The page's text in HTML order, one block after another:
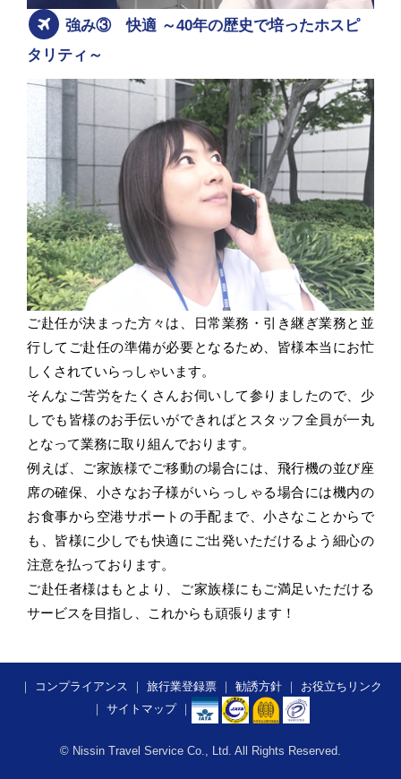
強み③ 快適 ～40年の歴史で培ったホスピ
タリティ～
ご赴任が決まった方々は、日常業務・引き継ぎ業務と並
行してご赴任の準備が必要となるため、皆様本当にお忙
しくされていらっしゃいます。
そんなご苦労をたくさんお伺いして参りましたので、少
しでも皆様のお手伝いができればとスタッフ全員が一丸
となって業務に取り組んでおります。
例えば、ご家族様でご移動の場合には、飛行機の並び座
席の確保、小さなお子様がいらっしゃる場合には機内の
お食事から空港サポートの手配まで、小さなことからで
も、皆様に少しでも快適にご出発いただけるよう細心の
注意を払っております。
ご赴任者様はもとより、ご家族様にもご満足いただける
サービスを目指し、これからも頑張ります！
｜ コンプライアンス ｜ 旅行業登録票｜ 勧誘方針 ｜ お役立ちリンク
｜ サイトマップ｜
© Nissin Travel Service Co., Ltd. All Rights Reserved.